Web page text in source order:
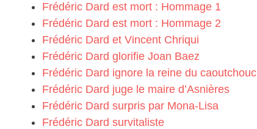
Frédéric Dard est mort : Hommage 1
Frédéric Dard est mort : Hommage 2
Frédéric Dard et Vincent Chriqui
Frédéric Dard glorifie Joan Baez
Frédéric Dard ignore la reine du caoutchouc
Frédéric Dard juge le maire d’Asnières
Frédéric Dard surpris par Mona-Lisa
Frédéric Dard survitaliste